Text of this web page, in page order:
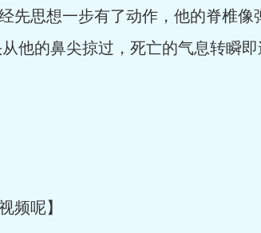
思想一步有了动作，他的脊椎像
他的鼻尖掠过，死亡的气息转瞬即
呢】